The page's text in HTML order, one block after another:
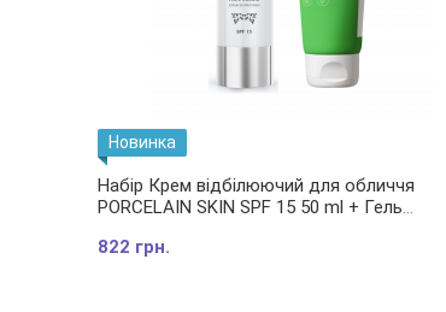
Новинка
Набір Крем відбілюючий для обличчя
PORCELAIN SKIN SPF 15 50 ml + Гель
в 1 PURE THERAPY FACE CLEANSER 3 IN 1
822 грн.